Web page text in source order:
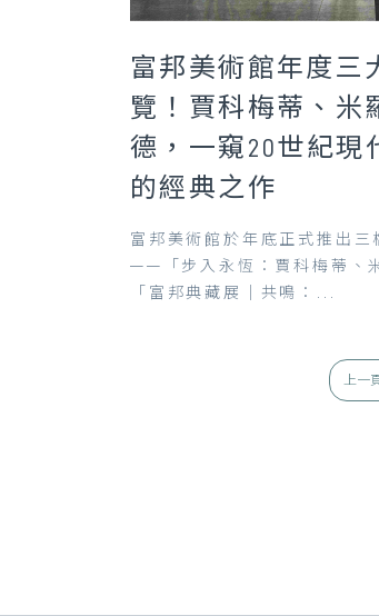
富邦美術館年度三
覽！賈科梅蒂、米
德，一窺20世紀現
的經典之作
富邦美術館於年底正式推出三
——「步入永恆：賈科梅蒂、
「富邦典藏展｜共鳴：...
上一